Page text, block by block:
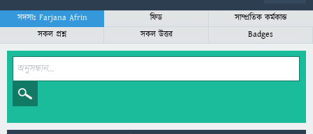
সদস্যঃ Farjana Afrin ফিড
সাম্প্রতিক কর্মকান্ড
সকল প্রশ্ন
সকল উত্তর Badges